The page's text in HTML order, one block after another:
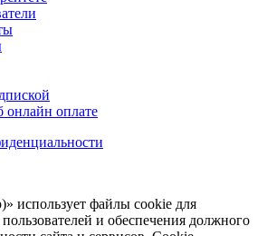
оплате
использует файлы cookie для
и обеспечения должного